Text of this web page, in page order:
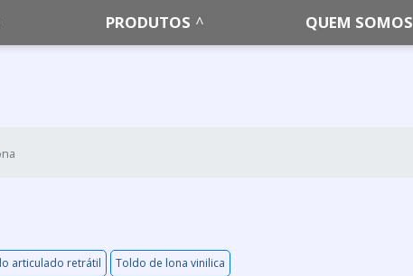
PRODUTOS QUEM SOMOS
articulado retrátil Toldo de lona vinilica